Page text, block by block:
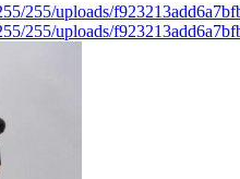
255/uploads/
255/uploads/